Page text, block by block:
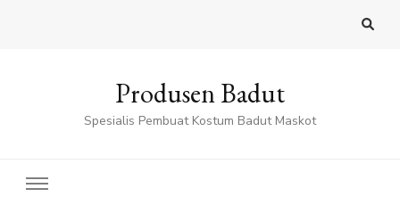
Produsen Badut
Spesialis Pembuat Kostum Badut Maskot